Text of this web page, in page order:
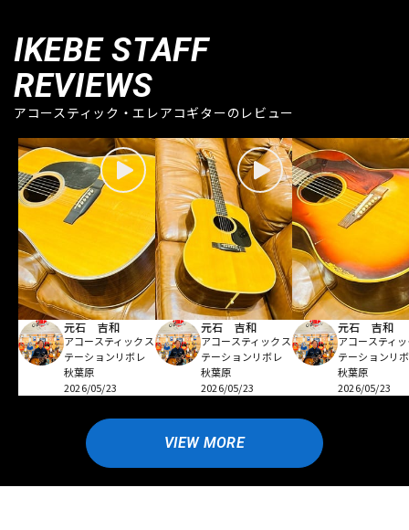
IKEBE STAFF
REVIEWS
アコースティック・エレアコギターのレビュー
元石 吉和
アコースティックス
テーションリボレ
秋葉原
2026/05/23
元石 吉和
アコースティックス
テーションリボレ
秋葉原
2026/05/23
元石 吉和
アコースティ
テーションリ
秋葉原
2026/05/23
VIEW MORE